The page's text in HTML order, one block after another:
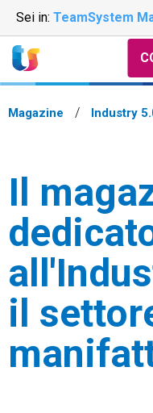
Sei in: TeamSystem
Magazine Industry
Il
il